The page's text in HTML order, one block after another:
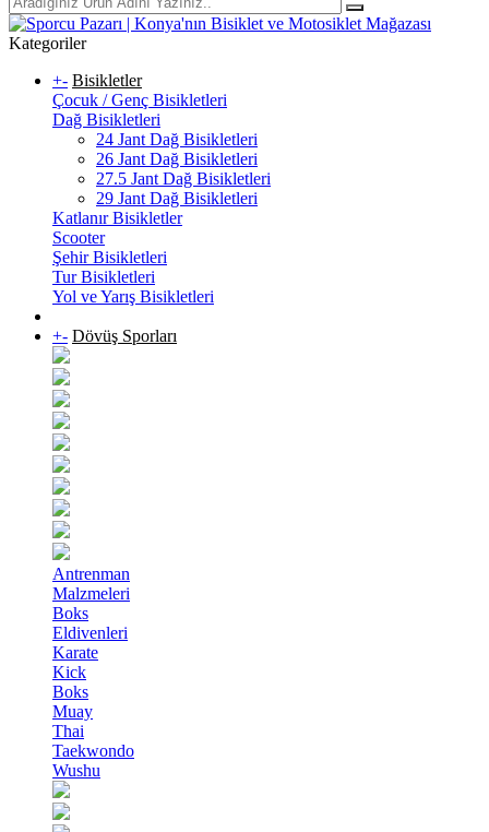
Kategoriler
+- Bisikletler
Çocuk / Genç Bisikletleri
Dağ Bisikletleri
24 Jant Dağ Bisikletleri
26 Jant Dağ Bisikletleri
27.5 Jant Dağ Bisikletleri
29 Jant Dağ Bisikletleri
Katlanır Bisikletler
Scooter
Şehir Bisikletleri
Tur Bisikletleri
Yol ve Yarış Bisikletleri
+- Dövüş Sporları
Antrenman
Malzmeleri
Boks
Eldivenleri
Karate
Kick
Boks
Muay
Thai
Taekwondo
Wushu